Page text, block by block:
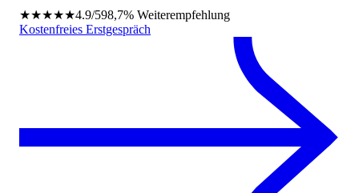
★★★★★4.9/598,7% Weiterempfehlung
Kostenfreies Erstgespräch